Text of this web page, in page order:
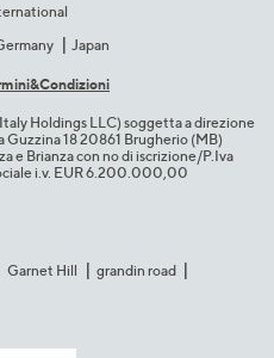
Japan
Holdings LLC) soggetta a direzione
18 20861 Brugherio (MB)​
e Brianza con no di iscrizione/P.Iva
i.v. EUR 6.200.000,00​
Garnet Hill
grandin road